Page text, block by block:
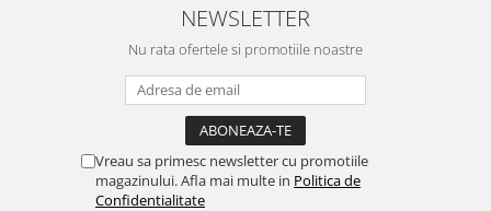
NEWSLETTER
Nu rata ofertele si promotiile noastre
Vreau sa primesc newsletter cu promotiile
magazinului. Afla mai multe in Politica de
Confidentialitate